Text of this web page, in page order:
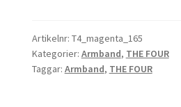
mängd
Artikelnr: T4_magenta_165
Kategorier: Armband, THE FOUR
Taggar: Armband, THE FOUR